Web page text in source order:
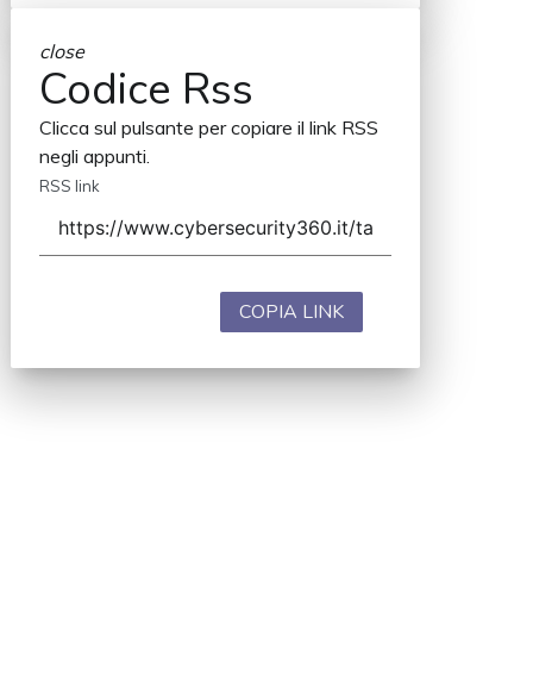
close
Codice Rss
Clicca sul pulsante per copiare il link RSS
negli appunti.
RSS link
COPIA LINK